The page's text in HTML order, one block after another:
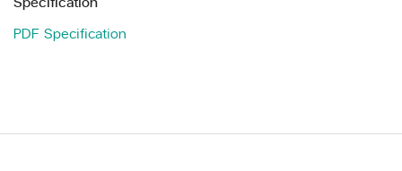
PDF Specification